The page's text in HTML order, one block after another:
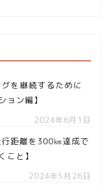
を継続するために
ョン編】
2024年6月1日
距離を300㎞達成で
こと】
2024年5月26日